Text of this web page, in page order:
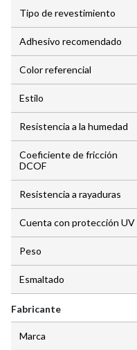
Tipo de revestimiento
Adhesivo recomendado
Color referencial
Estilo
Resistencia a la humedad
Coeficiente de fricción
DCOF
Resistencia a rayaduras
Cuenta con protección UV
Peso
Esmaltado
Fabricante
Marca